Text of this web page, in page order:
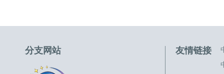
分支网站 友情链接